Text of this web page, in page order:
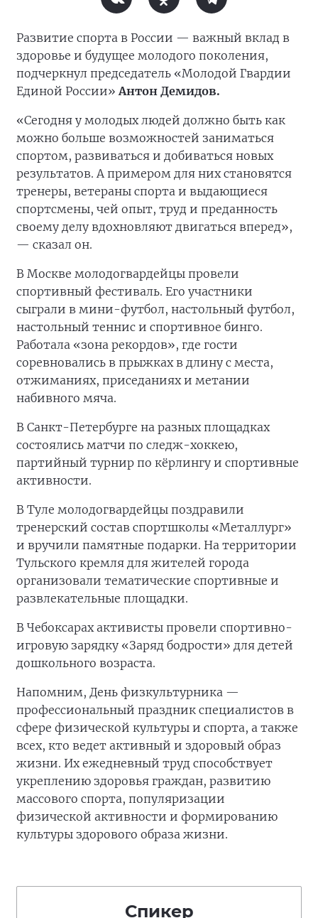
Развитие спорта в России — важный вклад в
здоровье и будущее молодого поколения,
подчеркнул председатель «Молодой Гвардии
Единой России»Антон Демидов.
«Сегодня у молодых людей должно быть как
можно больше возможностей заниматься
спортом, развиваться и добиваться новых
результатов. А примером для них становятся
тренеры, ветераны спорта и выдающиеся
спортсмены, чей опыт, труд и преданность
своему делу вдохновляют двигаться вперед»,
— сказал он.
В Москве молодогвардейцы провели
спортивный фестиваль. Его участники
сыграли в мини-футбол, настольный футбол,
настольный теннис и спортивное бинго.
Работала «зона рекордов», где гости
соревновались в прыжках в длину с места,
отжиманиях, приседаниях и метании
набивного мяча.
В Санкт-Петербурге на разных площадках
состоялись матчи по следж-хоккею,
партийный турнир по кёрлингу и спортивные
активности.
В Туле молодогвардейцы поздравили
тренерский состав спортшколы «Металлург»
и вручили памятные подарки. На территории
Тульского кремля для жителей города
организовали тематические спортивные и
развлекательные площадки.
В Чебоксарах активисты провели спортивно-
игровую зарядку «Заряд бодрости» для детей
дошкольного возраста.
Напомним, День физкультурника —
профессиональный праздник специалистов в
сфере физической культуры и спорта, а также
всех, кто ведет активный и здоровый образ
жизни. Их ежедневный труд способствует
укреплению здоровья граждан, развитию
массового спорта, популяризации
физической активности и формированию
культуры здорового образа жизни.
Спикер